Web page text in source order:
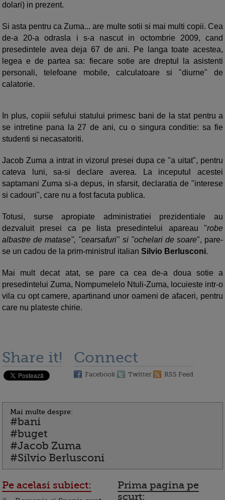
dolari) in prezent.
Si asta pentru ca Zuma... are multe sotii si mai multi copii. Cea
de-a 20-a odrasla i s-a nascut in octombrie 2009, cand
presedintele avea deja 67 de ani. Pe langa toate acestea,
legea e de partea sa: fiecare sotie are dreptul la asistenti
personali, telefoane mobile, calculatoare si "diurne" de
calatorie.
In plus, copiii sefului statului primesc bani de la stat pentru a
se intretine pana la 27 de ani, cu o singura conditie: sa fie
studenti si necasatoriti.
Jacob Zuma a intrat in vizorul presei dupa ce "a uitat", pentru
cateva luni, sa-si declare averea. La inceputul acestei
saptamani Zuma si-a depus, in sfarsit, declaratia de "interese
si cadouri", care nu a fost facuta publica.
Totusi, surse apropiate administratiei prezidentiale au
dezvaluit presei ca pe lista presedintelui apareau "robe
albastre de matase", "cearsafuri" si "ochelari de soare", pare-
se un cadou de la prim-ministrul italian Silvio Berlusconi.
Mai mult decat atat, se pare ca cea de-a doua sotie a
presedintelui Zuma, Nompumelelo Ntuli-Zuma, locuieste intr-o
vila cu opt camere, apartinand unor oameni de afaceri, pentru
care nu plateste chirie.
Share it! Connect
Facebook Twitter RSS Feed
Mai multe despre:
#bani
#buget
#Jacob Zuma
#Silvio Berlusconi
Pe acelasi subiect:
Prima pagina pe
scurt: